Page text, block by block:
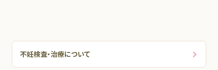
不妊検査・治療について